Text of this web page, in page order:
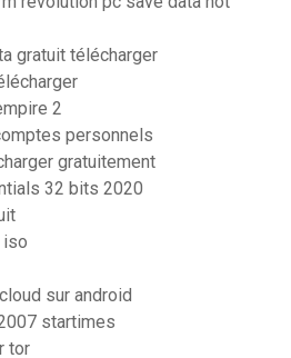
gratuit télécharger
2
personnels
gratuitement
32 bits 2020
iso
sur android
startimes
tor